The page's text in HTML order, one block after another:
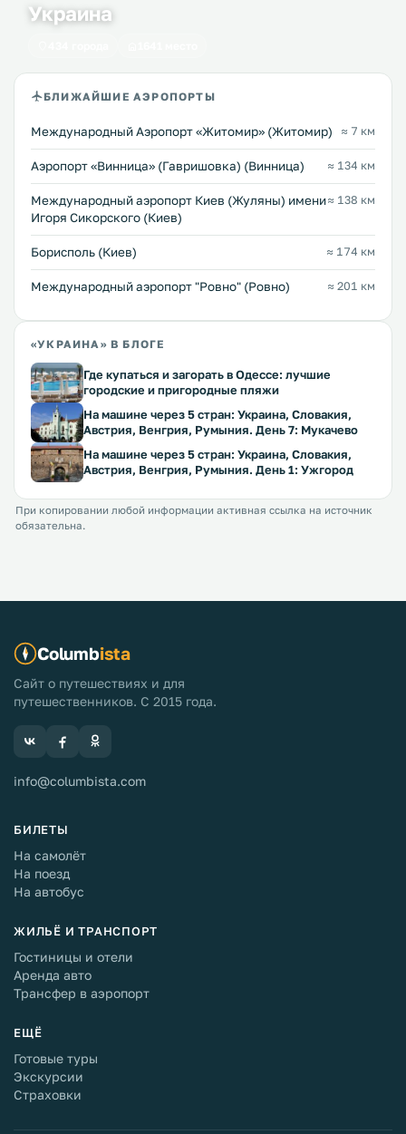
Украина
БЛИЖАЙШИЕ АЭРОПОРТЫ
Международный Аэропорт «Житомир» (Житомир) ≈ 7 км
Аэропорт «Винница» (Гавришовка) (Винница) ≈ 134 км
Международный аэропорт Киев (Жуляны) имени
Игоря Сикорского (Киев)
≈ 138 км
Борисполь (Киев) ≈ 174 км
Междунарoдный аэропорт "Ровно" (Ровно) ≈ 201 км
«УКРАИНА» В БЛОГЕ
Где купаться и загорать в Одессе: лучшие
городские и пригородные пляжи
На машине через 5 стран: Украина, Словакия,
Австрия, Венгрия, Румыния. День 7: Мукачево
На машине через 5 стран: Украина, Словакия,
Австрия, Венгрия, Румыния. День 1: Ужгород
При копировании любой информации активная ссылка на источник
обязательна.
Columbista
Сайт о путешествиях и для
путешественников. С 2015 года.
info@columbista.com
БИЛЕТЫ
На самолёт
На поезд
На автобус
ЖИЛЬЁ И ТРАНСПОРТ
Гостиницы и отели
Аренда авто
Трансфер в аэропорт
ЕЩЁ
Готовые туры
Экскурсии
Страховки